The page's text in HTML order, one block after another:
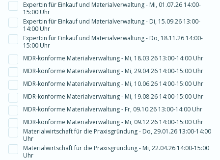
Expert:in für Einkauf und Materialverwaltung - Mi, 01.07.26 14:00-
15:00 Uhr
Expert:in für Einkauf und Materialverwaltung - Di, 15.09.26 13:00-
14:00 Uhr
Expert:in für Einkauf und Materialverwaltung - Do, 18.11.26 14:00-
15:00 Uhr
MDR-konforme Materialverwaltung - Mi, 18.03.26 13:00-14:00 Uhr
MDR-konforme Materialverwaltung - Mi, 29.04.26 14:00-15:00 Uhr
MDR-konforme Materialverwaltung - Mi, 10.06.26 14:00-15:00 Uhr
MDR-konforme Materialverwaltung - Mi, 19.08.26 14:00-15:00 Uhr
MDR-konforme Materialverwaltung - Fr, 09.10.26 13:00-14:00 Uhr
MDR-konforme Materialverwaltung - Mi, 09.12.26 14:00-15:00 Uhr
Materialwirtschaft für die Praxisgründung - Do, 29.01.26 13:00-14:00
Uhr
Materialwirtschaft für die Praxisgründung - Mi, 22.04.26 14:00-15:00
Uhr